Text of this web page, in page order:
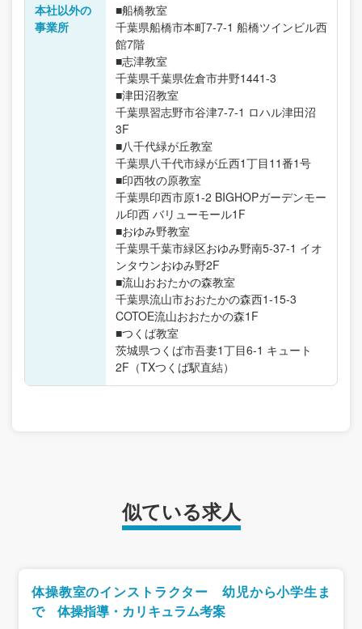
本社以外の
事業所
■船橋教室
千葉県船橋市本町7-7-1 船橋ツインビル西
館7階
■志津教室
千葉県千葉県佐倉市井野1441-3
■津田沼教室
千葉県習志野市谷津7-7-1 ロハル津田沼
3F
■八千代緑が丘教室
千葉県八千代市緑が丘西1丁目11番1号
■印西牧の原教室
千葉県印西市原1-2 BIGHOPガーデンモー
ル印西 バリューモール1F
■おゆみ野教室
千葉県千葉市緑区おゆみ野南5-37-1 イオ
ンタウンおゆみ野2F
■流山おおたかの森教室
千葉県流山市おおたかの森西1-15-3
COTOE流山おおたかの森1F
■つくば教室
茨城県つくば市吾妻1丁目6-1 キュート
2F（TXつくば駅直結）
似ている求人
体操教室のインストラクター 幼児から小学生ま
で 体操指導・カリキュラム考案